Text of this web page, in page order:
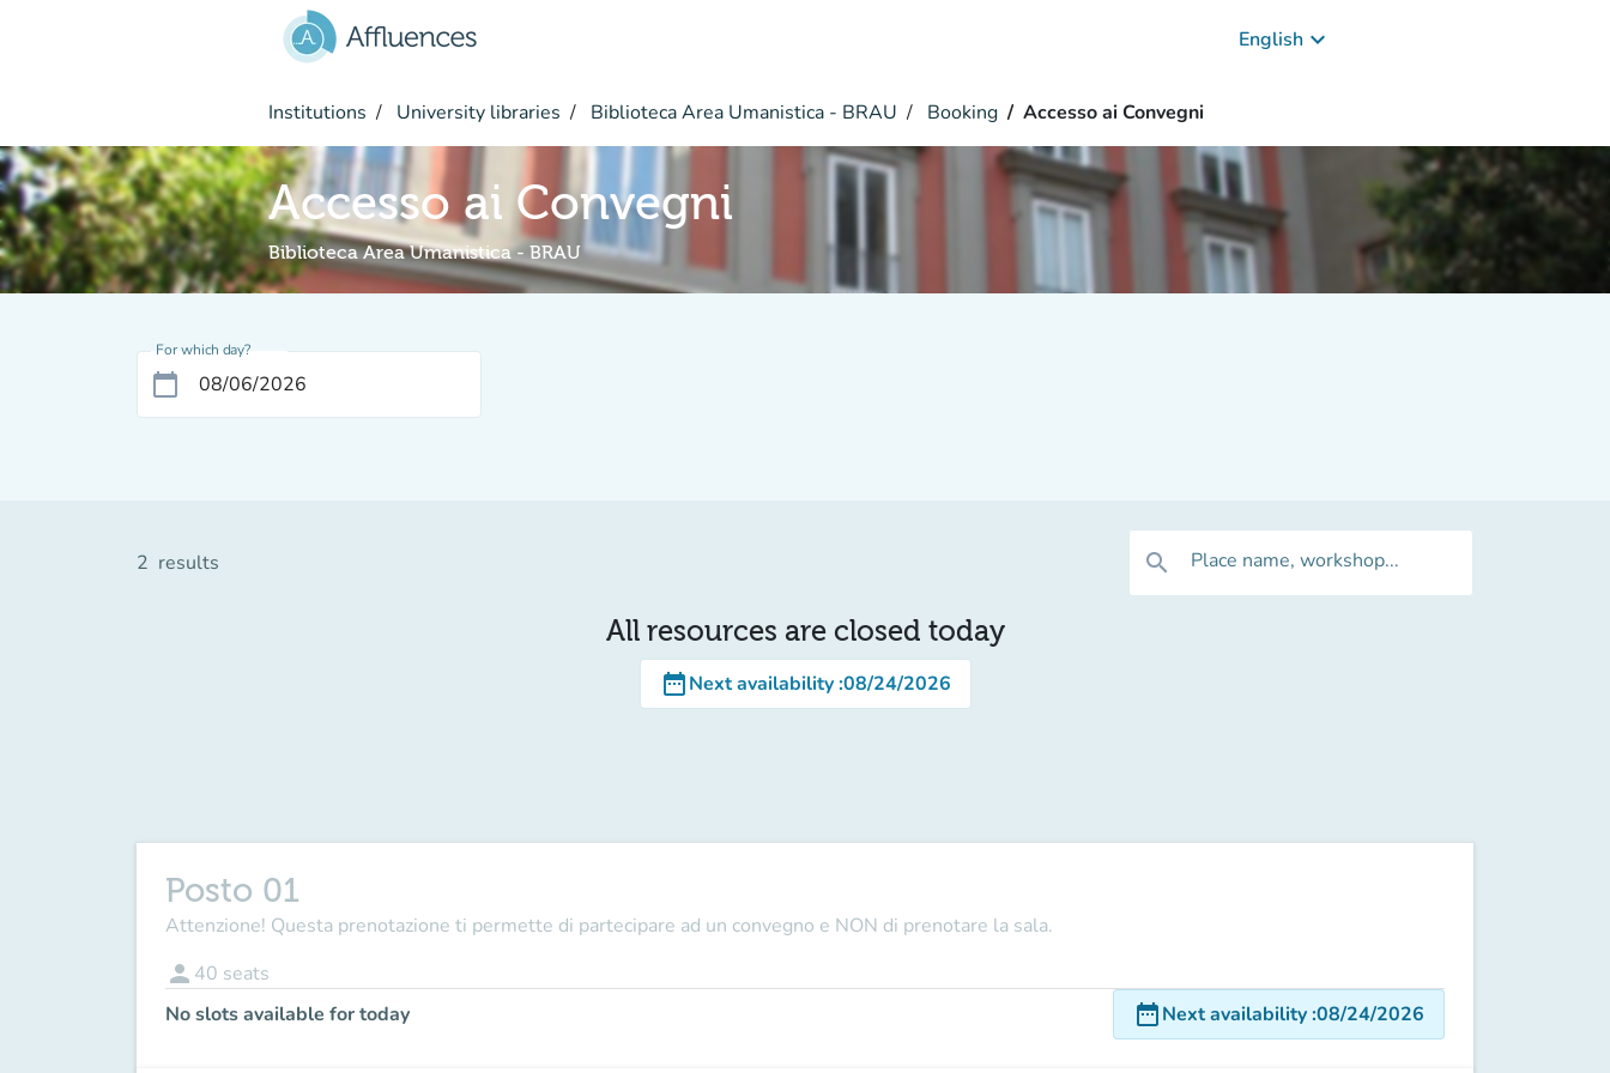
English keyboard_arrow_down
Institutions University libraries Biblioteca Area Umanistica - BRAU Booking Accesso ai Convegni
Accesso ai Convegni
Biblioteca Area Umanistica - BRAU
For which day?
calendar_today
2 results search Place name, workshop...
All resources are closed today
date_rangeNext availability:08/24/2026
Posto 01
Attenzione! Questa prenotazione ti permette di partecipare ad un convegno e NON di prenotare la sala.
person 40 seats
No slots available for today
date_rangeNext availability:08/24/2026